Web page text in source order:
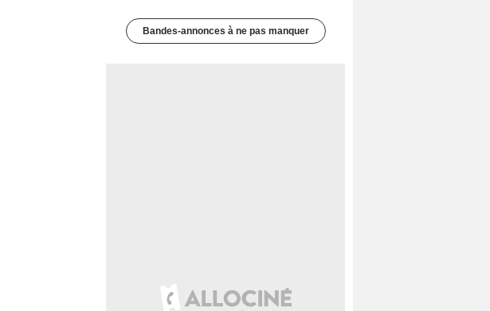
Bandes-annonces à ne pas manquer